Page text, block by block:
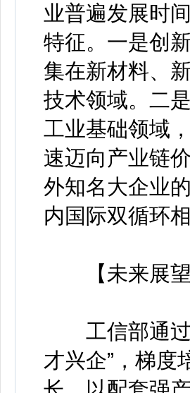
业普遍发展时
特征。一是创
集在新材料、
技术领域。二
工业基础领域
速迈向产业链
外知名大企业
内国际双循环
【未来展望
工信部通过“
才兴企”，梯度